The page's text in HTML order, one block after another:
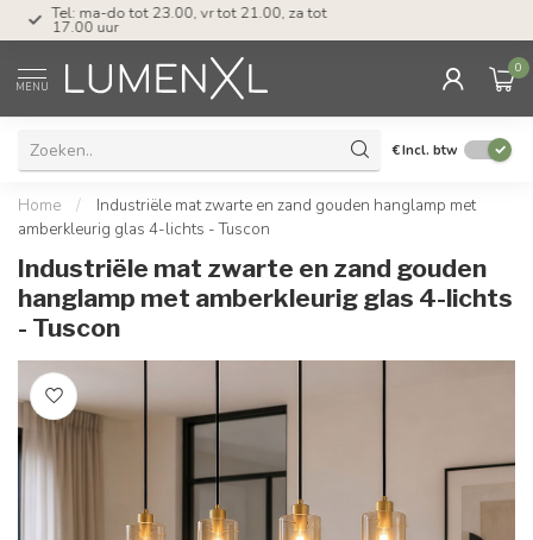
Tel: ma-do tot 23.00, vr tot 21.00, za tot
17.00 uur
MENU
0
€Incl. btw
Home /
Industriële mat zwarte en zand gouden hanglamp met
amberkleurig glas 4-lichts - Tuscon
Industriële mat zwarte en zand gouden
hanglamp met amberkleurig glas 4-lichts
- Tuscon